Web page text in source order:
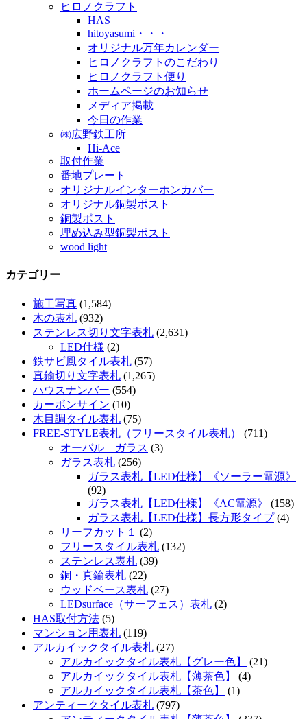
ヒロノクラフト
HAS
hitoyasumi・・・
オリジナル万年カレンダー
ヒロノクラフトのこだわり
ヒロノクラフト便り
ホームページのお知らせ
メディア掲載
今日の作業
㈱広野鉄工所
Hi-Ace
取付作業
番地プレート
オリジナルインターホンカバー
オリジナル銅製ポスト
銅製ポスト
埋め込み型銅製ポスト
wood light
カテゴリー
施工写真 (1,584)
木の表札 (932)
ステンレス切り文字表札 (2,631)
LED仕様 (2)
鉄サビ風タイル表札 (57)
真鍮切り文字表札 (1,265)
ハウスナンバー (554)
カーボンサイン (10)
木目調タイル表札 (75)
FREE-STYLE表札（フリースタイル表札）
(711)
オーバル ガラス (3)
ガラス表札 (256)
ガラス表札【LED仕様】《ソーラー電源》
(92)
ガラス表札【LED仕様】《AC電源》
(158)
ガラス表札【LED仕様】長方形タイプ(4)
リーフカット１
(2)
フリースタイル表札 (132)
ステンレス表札 (39)
銅・真鍮表札 (22)
ウッドベース表札 (27)
LEDsurface（サーフェス）表札 (2)
HAS取付方法 (5)
マンション用表札 (119)
アルカイックタイル表札 (27)
アルカイックタイル表札【グレー色】
(21)
アルカイックタイル表札【薄茶色】
(4)
アルカイックタイル表札【茶色】
(1)
アンティークタイル表札 (797)